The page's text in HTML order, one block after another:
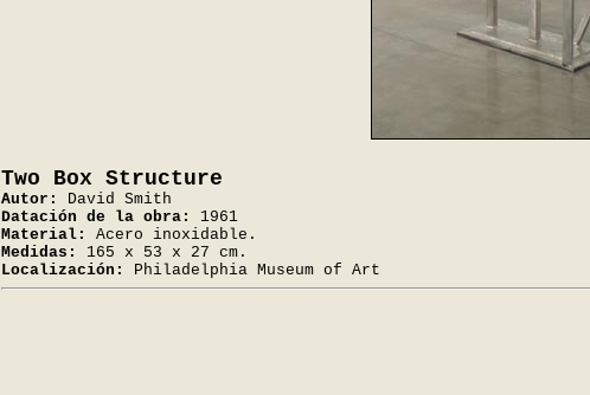
Two Box Structure
Autor:
David Smith
Datación de la obra:
1961
Material:
Acero inoxidable.
Medidas:
165 x 53 x 27 cm.
Localización:
Philadelphia Museum of Art